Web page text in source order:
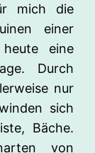
mich die
einer
eine
Durch
nur
sich
Bäche.
von